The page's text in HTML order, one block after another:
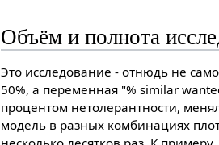
Объём и полнота
Это исследование - отнюдь не
50%, а переменная "% similar
процентом нетолерантности,
модель в разных комбинациях